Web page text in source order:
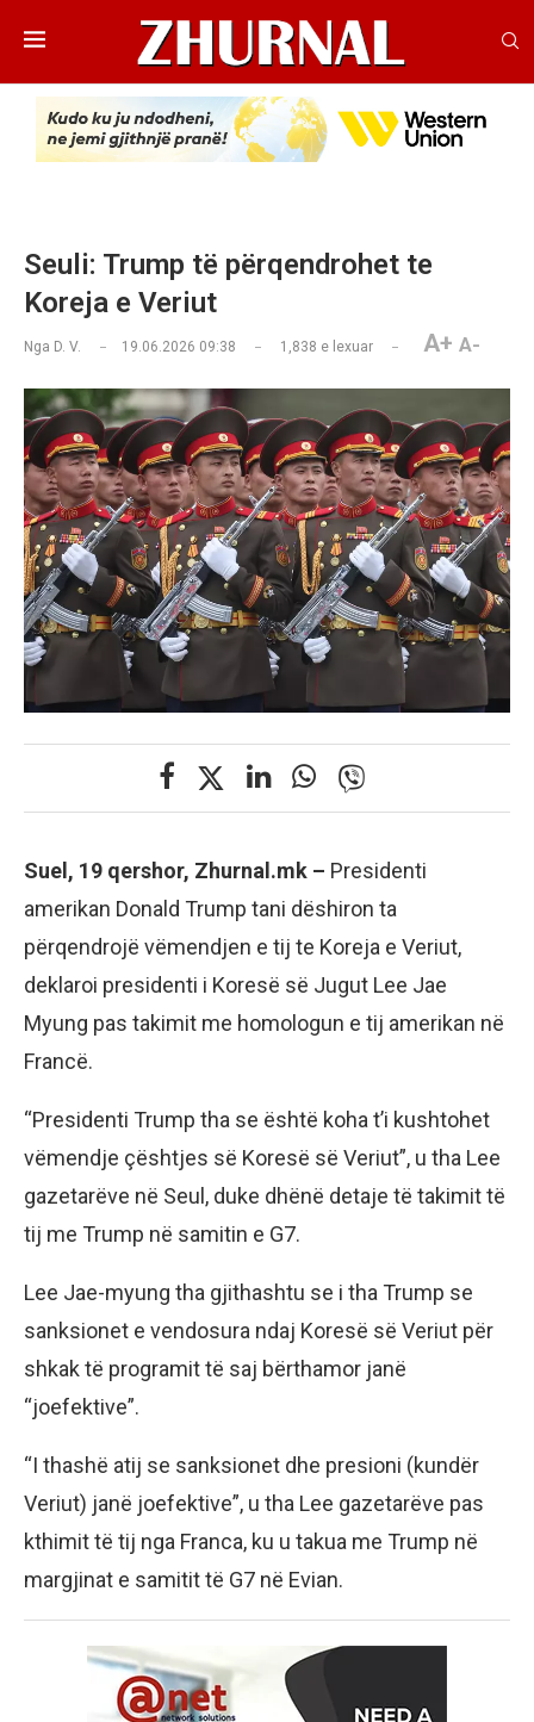
Seuli: Trump të përqendrohet te
Koreja e Veriut
Nga D. V. 19.06.2026 09:38 1,838 e lexuar A+ A-
Suel, 19 qershor, Zhurnal.mk – Presidenti
amerikan Donald Trump tani dëshiron ta
përqendrojë vëmendjen e tij te Koreja e Veriut,
deklaroi presidenti i Koresë së Jugut Lee Jae
Myung pas takimit me homologun e tij amerikan në
Francë.
“Presidenti Trump tha se është koha t’i kushtohet
vëmendje çështjes së Koresë së Veriut”, u tha Lee
gazetarëve në Seul, duke dhënë detaje të takimit të
tij me Trump në samitin e G7.
Lee Jae-myung tha gjithashtu se i tha Trump se
sanksionet e vendosura ndaj Koresë së Veriut për
shkak të programit të saj bërthamor janë
“joefektive”.
“I thashë atij se sanksionet dhe presioni (kundër
Veriut) janë joefektive”, u tha Lee gazetarëve pas
kthimit të tij nga Franca, ku u takua me Trump në
margjinat e samitit të G7 në Evian.